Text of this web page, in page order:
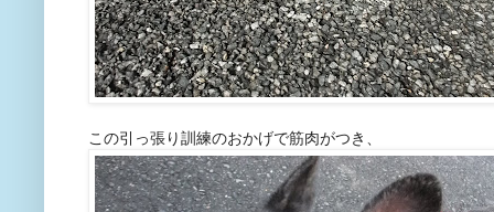
この引っ張り訓練のおかげで筋肉がつき、